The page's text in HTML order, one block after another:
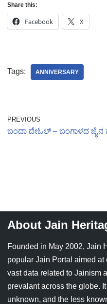
Share this:
Facebook X
Tags: ANNIVERSARY
PREVIOUS
ಬಂದಾ ದೇಓಲ್ – ಬಂಗಾಳದ
About Jain
Founded in May 2002, Jain
popular Jain Portal aimed
vast data related to Jainism
prevalant across the globe.
unknown, and the less